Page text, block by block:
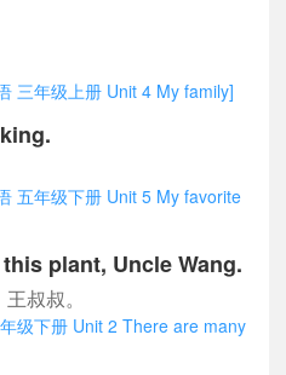
三年级上册 Unit 4 My family]
五年级下册 Unit 5 My favorite
this plant, Uncle Wang.
叔叔。
级下册 Unit 2 There are many